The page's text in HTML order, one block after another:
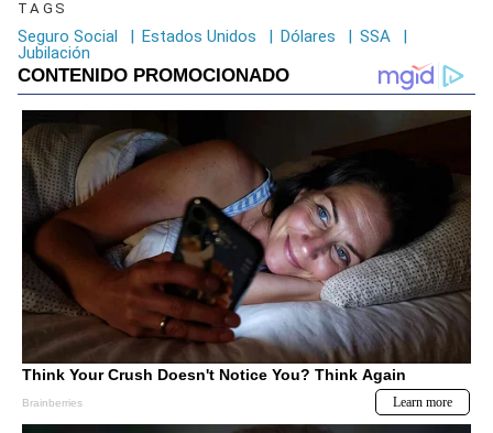
TAGS
Seguro Social | Estados Unidos | Dólares | SSA
|
Jubilación